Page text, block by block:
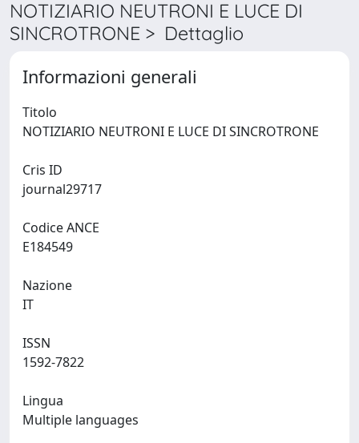
NOTIZIARIO NEUTRONI E LUCE DI
SINCROTRONE > Dettaglio
Informazioni generali
Titolo
Cris ID
Codice ANCE
Nazione
ISSN
Lingua